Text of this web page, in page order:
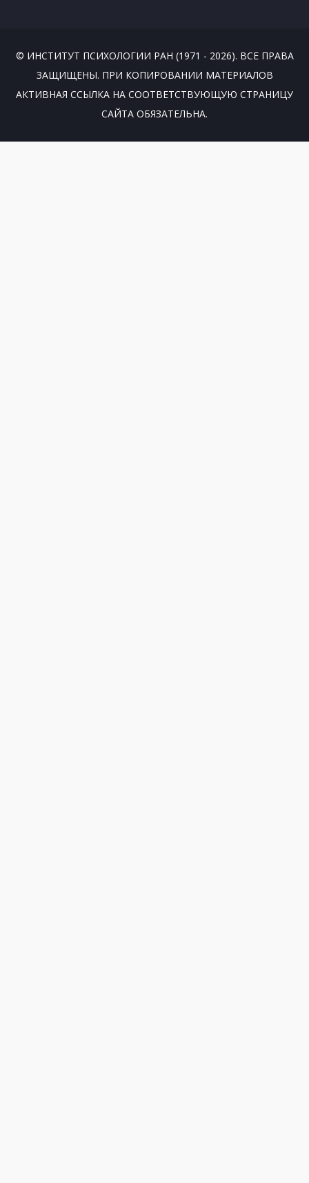
© ИНСТИТУТ ПСИХОЛОГИИ РАН (1971 - 2026). ВСЕ ПРАВА
ЗАЩИЩЕНЫ. ПРИ КОПИРОВАНИИ МАТЕРИАЛОВ
АКТИВНАЯ ССЫЛКА НА СООТВЕТСТВУЮЩУЮ СТРАНИЦУ
САЙТА ОБЯЗАТЕЛЬНА.